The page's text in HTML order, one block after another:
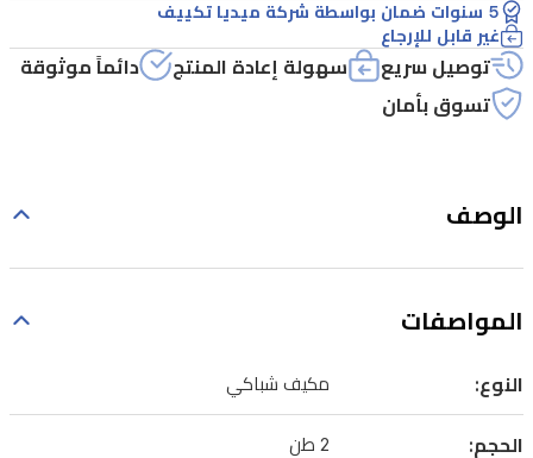
5 سنوات ضمان بواسطة شركة ميديا تكييف
غير قابل للإرجاع
توصيل سريع سهولة إعادة المنتج
دائماً موثوقة
تسوق بأمان
الوصف
المواصفات
النوع: مكيف شباكي
الحجم: 2 طن